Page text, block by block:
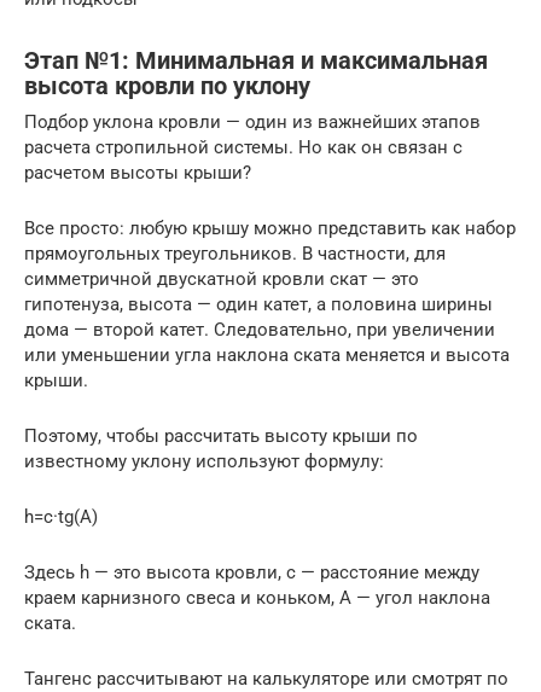
Этап №1: Минимальная и максимальная
высота кровли по уклону
Подбор уклона кровли — один из важнейших этапов
расчета стропильной системы. Но как он связан с
расчетом высоты крыши?
Все просто: любую крышу можно представить как набор
прямоугольных треугольников. В частности, для
симметричной двускатной кровли скат — это
гипотенуза, высота — один катет, а половина ширины
дома — второй катет. Следовательно, при увеличении
или уменьшении угла наклона ската меняется и высота
крыши.
Поэтому, чтобы рассчитать высоту крыши по
известному уклону используют формулу:
h=c·tg(A)
Здесь h — это высота кровли, c — расстояние между
краем карнизного свеса и коньком, A — угол наклона
ската.
Тангенс рассчитывают на калькуляторе или смотрят по